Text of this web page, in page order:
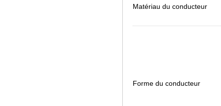
Matériau du conducteur
Forme du conducteur